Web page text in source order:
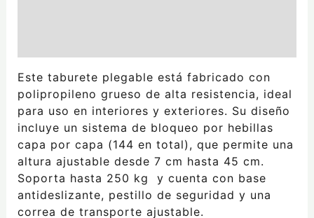
Este taburete plegable está fabricado con
polipropileno grueso de alta resistencia, ideal
para uso en interiores y exteriores. Su diseño
incluye un sistema de bloqueo por hebillas
capa por capa (144 en total), que permite una
altura ajustable desde 7 cm hasta 45 cm.
Soporta hasta 250 kg y cuenta con base
antideslizante, pestillo de seguridad y una
correa de transporte ajustable.